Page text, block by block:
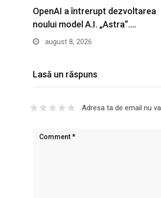
OpenAI a întrerupt dezvoltarea
noului model A.I. „Astra”.…
august 8, 2026
Lasă un răspuns
Adresa ta de email nu